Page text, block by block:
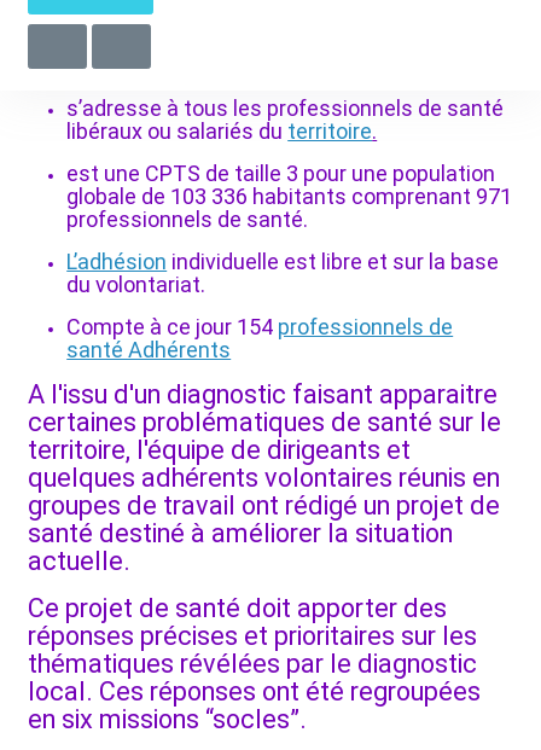
est dirigée par un
membres fondateurs.
s’adresse à tous les professionnels de santé
libéraux ou salariés du territoire.
est une CPTS de taille 3 pour une population
globale de 103 336 habitants comprenant 971
professionnels de santé.
L’adhésion individuelle est libre et sur la base
du volontariat.
Compte à ce jour 154 professionnels de
santé Adhérents
A l'issu d'un diagnostic faisant apparaitre
certaines problématiques de santé sur le
territoire, l'équipe de dirigeants et
quelques adhérents volontaires réunis en
groupes de travail ont rédigé un projet de
santé destiné à améliorer la situation
actuelle.
Ce projet de santé doit apporter des
réponses précises et prioritaires sur les
thématiques révélées par le diagnostic
local. Ces réponses ont été regroupées
en six missions “socles”.